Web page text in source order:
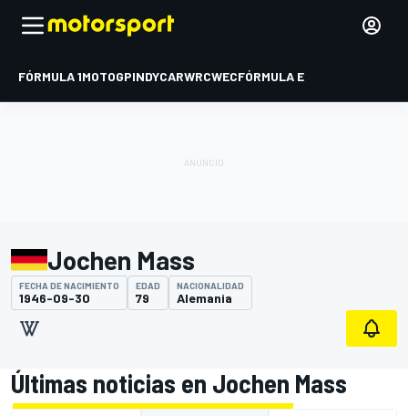
FÓRMULA 1MOTOGPINDYCARWRCWECFÓRMULA E
Jochen Mass
FECHA DE NACIMIENTO
1946-09-30
EDAD
79
NACIONALIDAD
Alemania
Últimas noticias en Jochen Mass